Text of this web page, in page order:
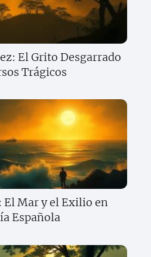
El Grito Desgarrado
Trágicos
El Mar y el Exilio en
Española